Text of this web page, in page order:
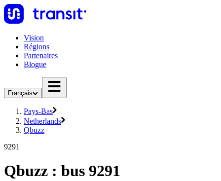
Vision
Régions
Partenaires
Blogue
Français
Pays-Bas
Netherlands
Qbuzz
9291
Qbuzz : bus 9291